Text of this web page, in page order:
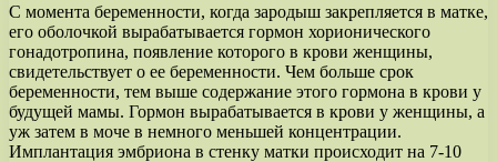
С момента беременности, когда зародыш закрепляется в матке,
его оболочкой вырабатывается гормон хорионического
гонадотропина, появление которого в крови женщины,
свидетельствует о ее беременности. Чем больше срок
беременности, тем выше содержание этого гормона в крови у
будущей мамы. Гормон вырабатывается в крови у женщины, а
уж затем в моче в немного меньшей концентрации.
Имплантация эмбриона в стенку матки происходит на 7-10